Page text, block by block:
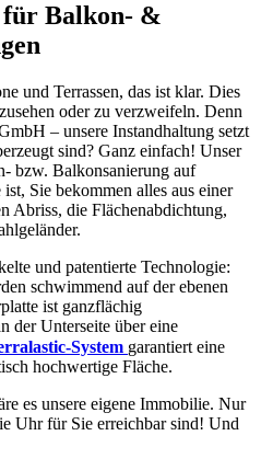
Balkon- &
und Terrassen, das ist klar. Dies
oder zu verzweifeln. Denn
– unsere Instandhaltung setzt
sind? Ganz einfach! Unser
bzw. Balkonsanierung auf
Sie bekommen alles aus einer
Abriss, die Flächenabdichtung,
und patentierte Technologie:
schwimmend auf der ebenen
ist ganzflächig
der Unterseite über eine
System garantiert eine
hochwertige Fläche.
es unsere eigene Immobilie. Nur
Uhr für Sie erreichbar sind! Und